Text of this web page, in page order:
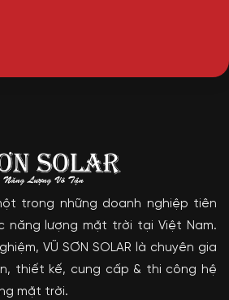
trong những doanh nghiệp tiên
năng lượng mặt trời tại Việt Nam.
VŨ SƠN SOLAR là chuyên gia
thiết kế, cung cấp & thi công hệ
mặt trời.